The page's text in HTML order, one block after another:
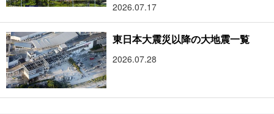
2026.07.17
東日本大震災以降の大地震一覧
2026.07.28